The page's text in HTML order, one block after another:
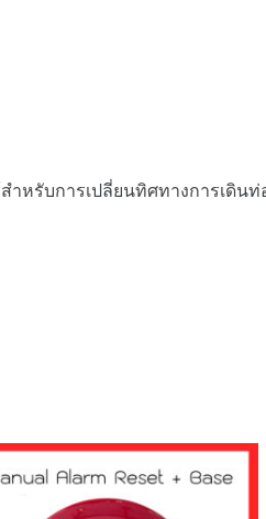
รับการเปลี่ยนทิศทางการเดิน